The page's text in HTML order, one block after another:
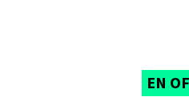
EN